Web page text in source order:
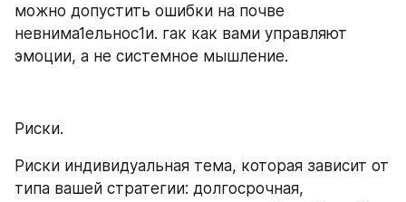
можно допустить ошибки на почве
невнима1ельнос1и. гак как вами управляют
эмоции, а не системное мышление.
Риски.
Риски индивидуальная тема, которая зависит от
типа вашей стратегии: долгосрочная,